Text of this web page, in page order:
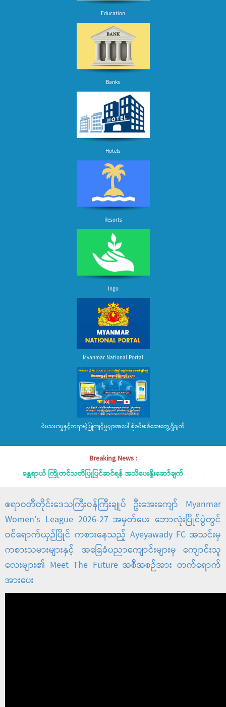
Education
Banks
Hotels
Resorts
Ingo
Myanmar National Portal
မဲမသမာမှုနှင့်တရားမဲ့ပြုကျင့်မှုများအပေါ် စုံစမ်းစစ်ဆေးတွေ့ရှိချက်
Breaking News :
းမှုအန္တရာယ် ကြိုတင်သတိပြုပြင်ဆင်ရန် အသိပေးနှိုးဆော်ချက်
ဧရာဝတီတိုင်းဒေသကြီးဝန်ကြီးချုပ် ဦးအေးကျော် Myanmar
Women's League 2026-27 အမှတ်ပေး ဘောလုံးပြိုင်ပွဲတွင်
ဝင်ရောက်ယှဉ်ပြိုင် ကစားနေသည့် Ayeyawady FC အသင်းမှ
ကစားသမားများနှင့် အခြေခံပညာကျောင်းများမှ ကျောင်းသူ
လေးများ၏ Meet The Future အစီအစဉ်အား တက်ရောက်
အားပေး